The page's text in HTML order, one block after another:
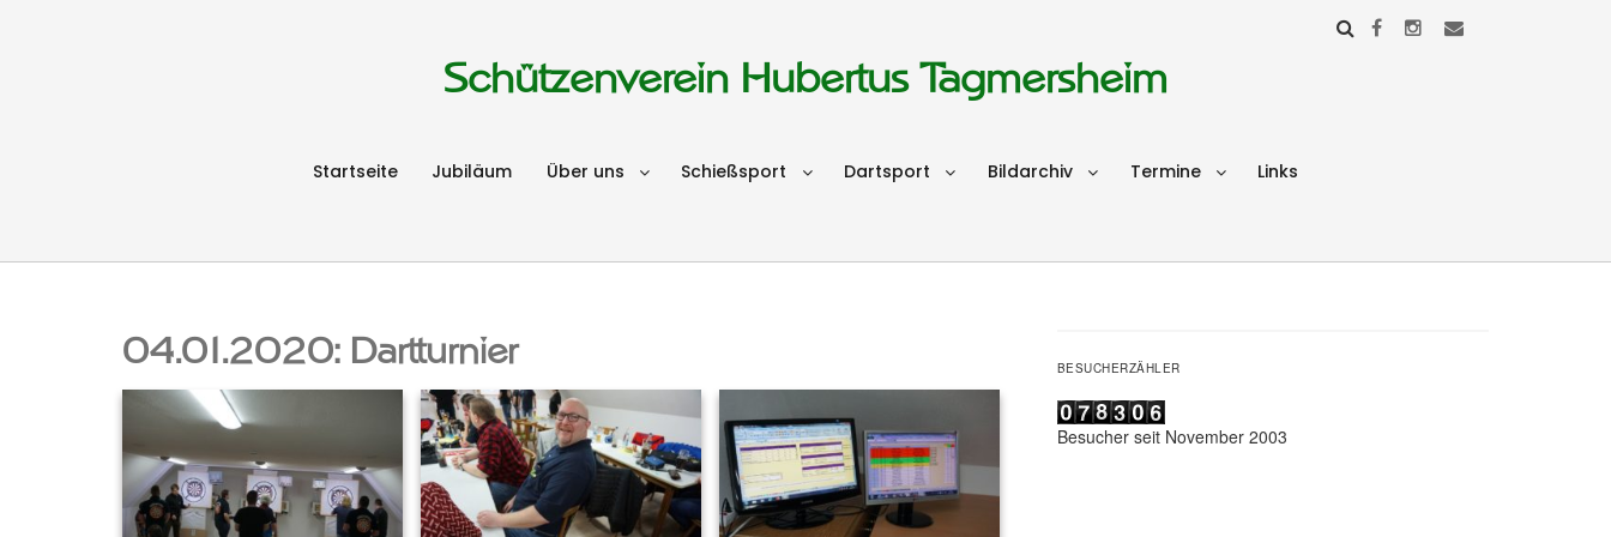
Schützenverein Hubertus Tagmersheim
Startseite Jubiläum Über uns Schießsport Dartsport Bildarchiv Termine Links
04.01.2020: Dartturnier BESUCHERZÄHLER
Besucher seit November 2003